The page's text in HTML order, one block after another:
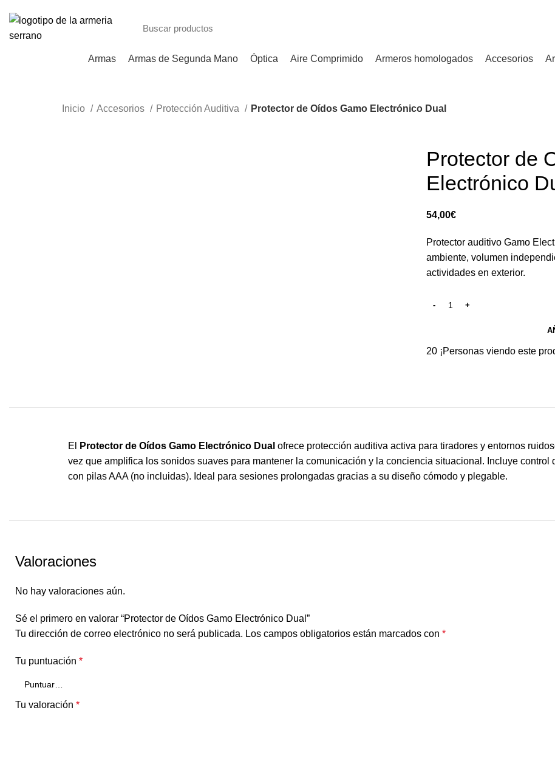
Armas Armas de Segunda Mano Óptica Aire Comprimido Armeros homologados Accesorios
Inicio Accesorios Protección Auditiva Protector de Oídos Gamo Electrónico Dual
Protector de
Electrónico
€
Protector auditivo Gamo
ambiente, volumen
actividades en exterior.
20 ¡Personas viendo este
El Protector de Oídos Gamo Electrónico Dual ofrece protección auditiva activa para tiradores y entornos
vez que amplifica los sonidos suaves para mantener la comunicación y la conciencia situacional. Incluye
con pilas AAA (no incluidas). Ideal para sesiones prolongadas gracias a su diseño cómodo y plegable.
Valoraciones
No hay valoraciones aún.
Sé el primero en valorar “Protector de Oídos Gamo Electrónico Dual”
Tu dirección de correo electrónico no será publicada. Los campos obligatorios están marcados con *
Tu puntuación *
Tu valoración *